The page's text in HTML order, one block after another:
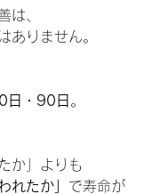
は、
ありません。
日・90日 。
か」よりも
れたか」 で寿命が